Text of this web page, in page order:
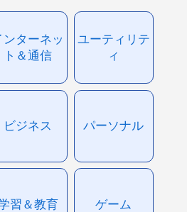
ンターネッ
ト＆通信
ユーティリテ
ィ
ビジネス パーソナル
習＆教育 ゲーム